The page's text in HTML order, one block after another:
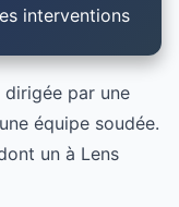
interventions
dirigée par une
équipe soudée.
un à Lens